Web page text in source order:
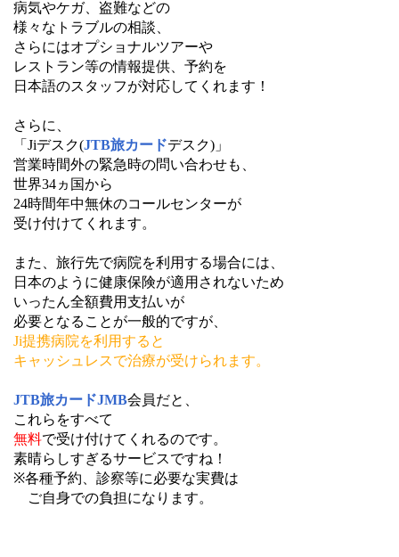
病気やケガ、盗難などの
様々なトラブルの相談、
さらにはオプショナルツアーや
レストラン等の情報提供、予約を
日本語のスタッフが対応してくれます！
さらに、
「Jiデスク(JTB旅カードデスク)」
営業時間外の緊急時の問い合わせも、
世界34ヵ国から
24時間年中無休のコールセンターが
受け付けてくれます。
また、旅行先で病院を利用する場合には、
日本のように健康保険が適用されないため
いったん全額費用支払いが
必要となることが一般的ですが、
Ji提携病院を利用すると
キャッシュレスで治療が受けられます。
JTB旅カードJMB会員だと、
これらをすべて
無料で受け付けてくれるのです。
素晴らしすぎるサービスですね！
※各種予約、診察等に必要な実費は
ご自身での負担になります。